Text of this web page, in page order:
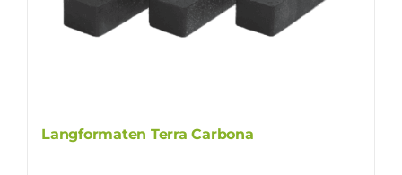
Langformaten Terra Carbona